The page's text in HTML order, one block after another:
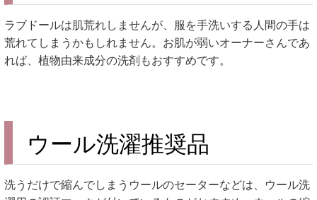
ラブドールは肌荒れしませんが、服を手洗いする人間の手は
荒れてしまうかもしれません。お肌が弱いオーナーさんであ
れば、植物由来成分の洗剤もおすすめです。
ウール洗濯推奨品
洗うだけで縮んでしまうウールのセーターなどは、ウール洗